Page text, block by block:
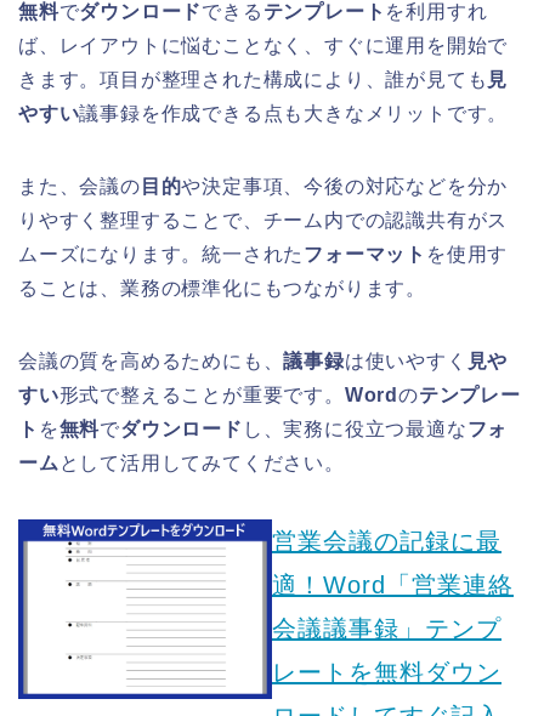
無料でダウンロードできる テンプレート を利用すれ
ば、レイアウトに悩むことなく、すぐに運用を開始で
きます。項目が整理された構成により、誰が見ても 見
やすい議事録を作成できる点も大きなメリットです。
また、会議の 目的や決定事項、今後の対応などを分か
りやすく整理することで、チーム内での認識共有がス
ムーズになります。統一された フォーマット を使用す
ることは、業務の標準化にもつながります。
会議の質を高めるためにも、議事録は使いやすく 見や
すい形式で整えることが重要です。 Wordのテンプレー
ト を無料でダウンロード し、実務に役立つ最適なフォ
ーム として活用してみてください。
営業会議の記録に最
適！Word「営業連絡
会議議事録」テンプ
レートを無料ダウン